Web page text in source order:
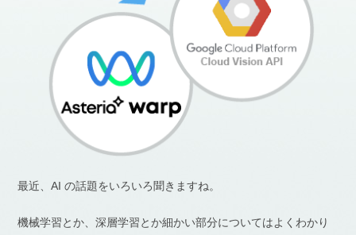
最近、AI の話題をいろいろ聞きますね。
機械学習とか、深層学習とか細かい部分についてはよくわかり